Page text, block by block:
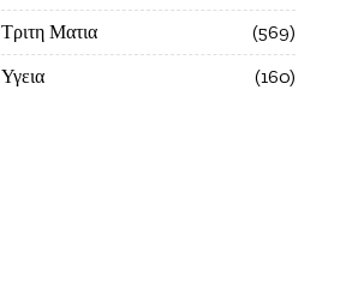
Τριτη Ματια
569
Υγεια
160